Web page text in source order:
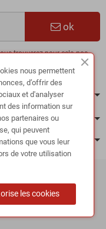
ok
trouverez pour cela nos
du site.
et accessoires carrosserie
nous permettent
d’offrir des
et d'analyser
des information sur
partenaires ou
qui peuvent
que vous leur
de votre utilisation
les cookies